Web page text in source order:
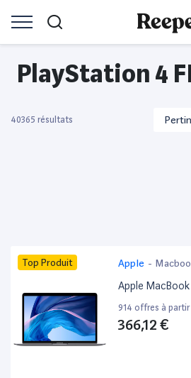
PlayStation 4
40365 résultats
Top Produit Apple -
Apple MacBook
914 offres à partir
366,12 €